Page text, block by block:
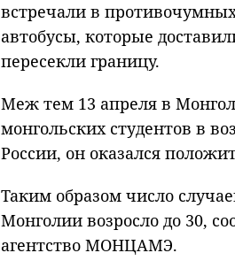
встречали в
автобусы, которые
пересекли границу.
Меж тем 13 апреля в
монгольских студентов в
России, он оказался
Таким образом число
Монголии возросло до 30,
агентство МОНЦАМЭ.